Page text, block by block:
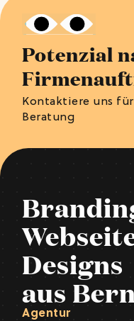
Potenzial
Kontaktiere uns
Beratung
Designs
aus Bern
Agentur